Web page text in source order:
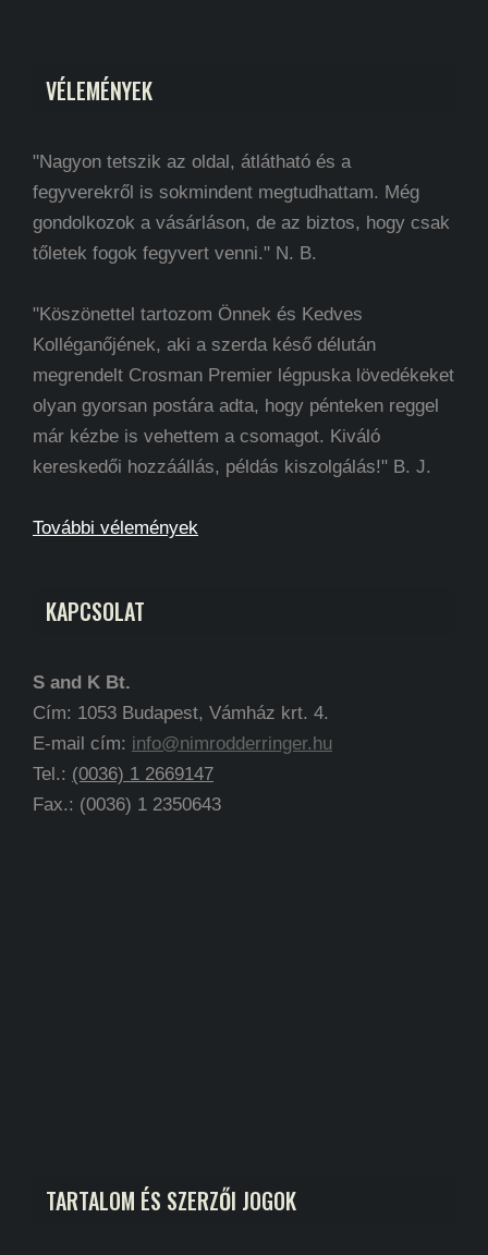
VÉLEMÉNYEK
"Nagyon tetszik az oldal, átlátható és a
fegyverekről is sokmindent megtudhattam. Még
gondolkozok a vásárláson, de az biztos, hogy csak
tőletek fogok fegyvert venni." N. B.
"Köszönettel tartozom Önnek és Kedves
Kolléganőjének, aki a szerda késő délután
megrendelt Crosman Premier légpuska lövedékeket
olyan gyorsan postára adta, hogy pénteken reggel
már kézbe is vehettem a csomagot. Kiváló
kereskedői hozzáállás, példás kiszolgálás!" B. J.
További vélemények
KAPCSOLAT
S and K Bt.
Cím: 1053 Budapest, Vámház krt. 4.
E-mail cím: info@nimrodderringer.hu
Tel.: (0036) 1 2669147
Fax.: (0036) 1 2350643
TARTALOM ÉS SZERZŐI JOGOK